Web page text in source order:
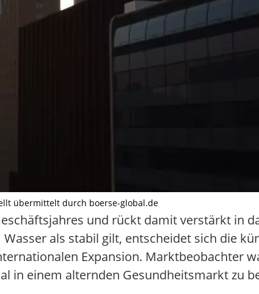
übermittelt durch boerse-global.de
und rückt damit verstärkt in
als stabil gilt, entscheidet sich die
Expansion. Marktbeobachter
in einem alternden Gesundheitsmarkt zu